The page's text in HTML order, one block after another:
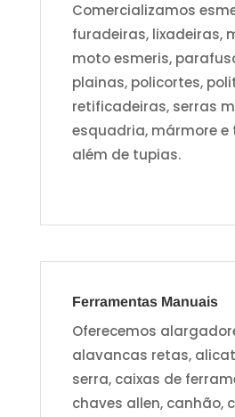
Comercializamos
furadeiras, lixadeiras,
moto esmeris,
plainas, policortes,
retificadeiras, serras
esquadria, mármore
além de tupias.
Ferramentas Manuais
Oferecemos
alavancas retas,
serra, caixas de
chaves allen, canhão,